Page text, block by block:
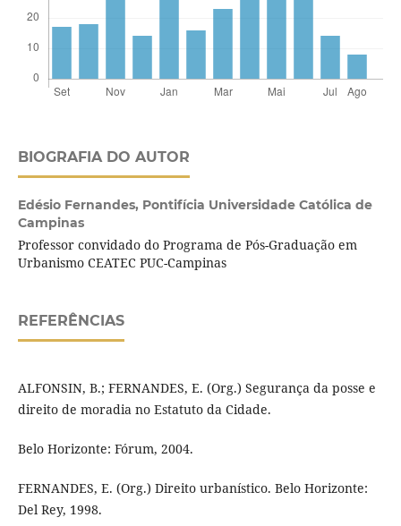
BIOGRAFIA DO AUTOR
Edésio Fernandes, Pontifícia Universidade Católica de
Campinas
Professor convidado do Programa de Pós-Graduação em
Urbanismo CEATEC PUC-Campinas
REFERÊNCIAS
ALFONSIN, B.; FERNANDES, E. (Org.) Segurança da posse e
direito de moradia no Estatuto da Cidade.
Belo Horizonte: Fórum, 2004.
FERNANDES, E. (Org.) Direito urbanístico. Belo Horizonte:
Del Rey, 1998.